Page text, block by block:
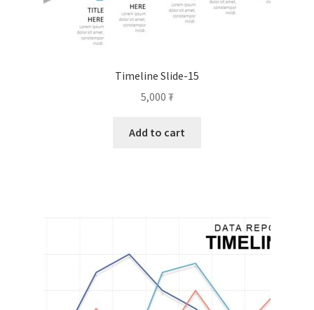
Timeline Slide-15
5,000 ₮
Add to cart